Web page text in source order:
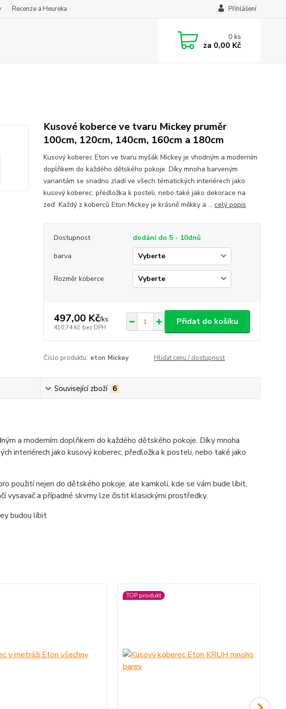
Recenze a Heureka Přihlášení
0ks
za 0,00 Kč
Kusové koberce ve tvaru Mickey pruměr
100cm, 120cm, 140cm, 160cm a 180cm
Kusový koberec Eton ve tvaru myšák Mickey je vhodným a moderním
doplňkem do každého dětského pokoje. Díky mnoha barveným
variantám se snadno zladí ve všech tématických interiérech jako
kusový koberec, předložka k posteli, nebo také jako dekorace na
zeď Každý z koberců Eton Mickey je krásně měkky a ... celý popis
Dostupnost
dodání do 5 - 10dnů
barva
Rozměr koberce
497,00 Kč/ks
410,74 Kč bez DPH
Přidat do košíku
Číslo produktu: eton Mickey Hlídat cenu / dostupnost
Související zboží 6
a moderním doplňkem do každého dětského pokoje. Díky mnoha
interiérech jako kusový koberec, předložka k posteli, nebo také jako
použití nejen do dětského pokoje, ale kamkoli, kde se vám bude líbit,
vysavač a případné skvrny lze čistit klasickými prostředky.
budou líbit
TOP produkt